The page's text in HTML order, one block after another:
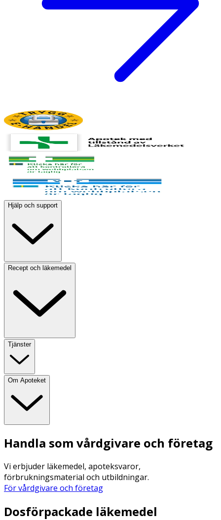
Hjälp och support
Recept och läkemedel
Tjänster
Om Apoteket
Handla som vårdgivare och företag
Vi erbjuder läkemedel, apoteksvaror,
förbrukningsmaterial och utbildningar.
För vårdgivare och företag
Dosförpackade läkemedel